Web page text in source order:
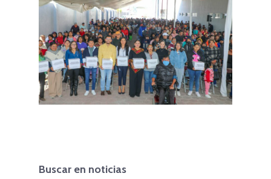
Buscar en noticias